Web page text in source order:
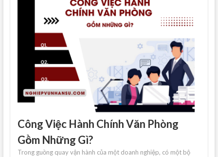
Công Việc Hành Chính Văn Phòng
Gồm Những Gì?
Trong guồng quay vận hành của một doanh nghiệp, có một bộ